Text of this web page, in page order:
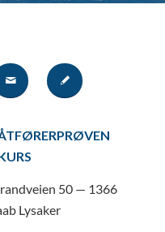
50 — 1366
Lysaker